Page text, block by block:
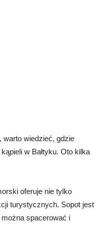
warto wiedzieć, gdzie
w Bałtyku. Oto kilka
oferuje nie tylko
turystycznych. Sopot jest
można spacerować i